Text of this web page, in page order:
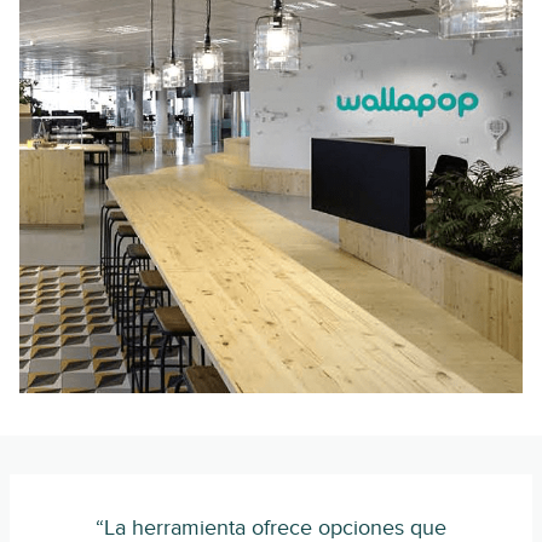
“La herramienta ofrece opciones que